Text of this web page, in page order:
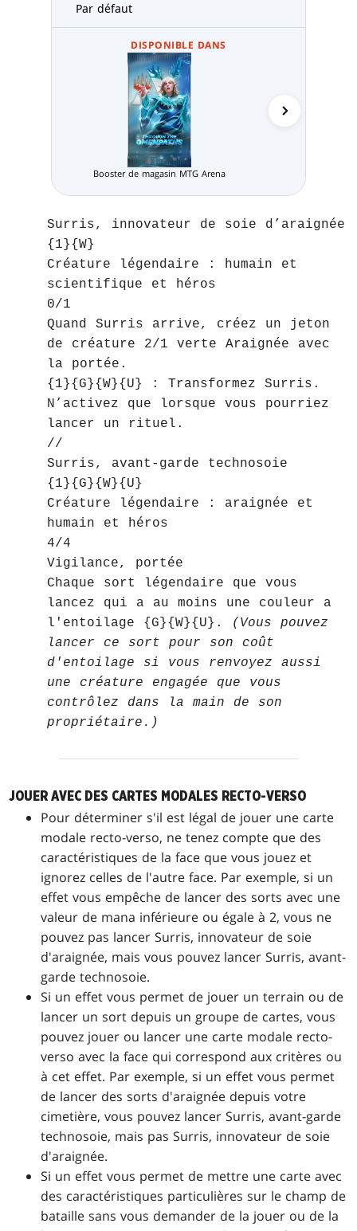
Par défaut
DISPONIBLE DANS
Booster de magasin MTG Arena
Surris, innovateur de soie d’araignée
{1}{W}
Créature légendaire : humain et
scientifique et héros
0/1
Quand Surris arrive, créez un jeton
de créature 2/1 verte Araignée avec
la portée.
{1}{G}{W}{U} : Transformez Surris.
N’activez que lorsque vous pourriez
lancer un rituel.
//
Surris, avant-garde technosoie
{1}{G}{W}{U}
Créature légendaire : araignée et
humain et héros
4/4
Vigilance, portée
Chaque sort légendaire que vous
lancez qui a au moins une couleur a
l'entoilage {G}{W}{U}. (Vous pouvez
lancer ce sort pour son coût
d'entoilage si vous renvoyez aussi
une créature engagée que vous
contrôlez dans la main de son
propriétaire.)
JOUER AVEC DES CARTES MODALES RECTO-VERSO
Pour déterminer s'il est légal de jouer une carte
modale recto-verso, ne tenez compte que des
caractéristiques de la face que vous jouez et
ignorez celles de l'autre face. Par exemple, si un
effet vous empêche de lancer des sorts avec une
valeur de mana inférieure ou égale à 2, vous ne
pouvez pas lancer Surris, innovateur de soie
d'araignée, mais vous pouvez lancer Surris, avant-
garde technosoie.
Si un effet vous permet de jouer un terrain ou de
lancer un sort depuis un groupe de cartes, vous
pouvez jouer ou lancer une carte modale recto-
verso avec la face qui correspond aux critères ou
à cet effet. Par exemple, si un effet vous permet
de lancer des sorts d'araignée depuis votre
cimetière, vous pouvez lancer Surris, avant-garde
technosoie, mais pas Surris, innovateur de soie
d'araignée.
Si un effet vous permet de mettre une carte avec
des caractéristiques particulières sur le champ de
bataille sans vous demander de la jouer ou de la